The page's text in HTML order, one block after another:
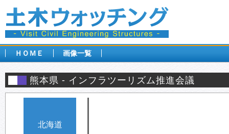
ＨＯＭＥ 画像一覧
熊本県 インフラツーリズム推進会議
北海道